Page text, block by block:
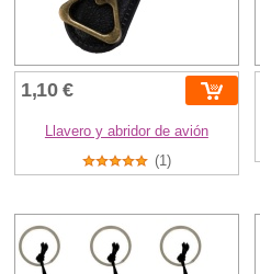
1,10 €
Llavero y abridor de avión
(1)